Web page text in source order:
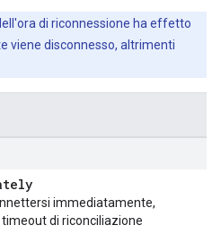
di riconnessione ha effetto
viene disconnesso, altrimenti
immediatamente,
di riconciliazione